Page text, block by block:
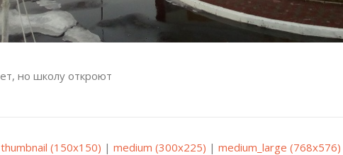
но школу откроют
thumbnail (150x150) | medium (300x225) | medium_large (768x576)